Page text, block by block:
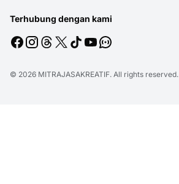
Terhubung dengan kami
© 2026 MITRAJASAKREATIF. All rights reserved.